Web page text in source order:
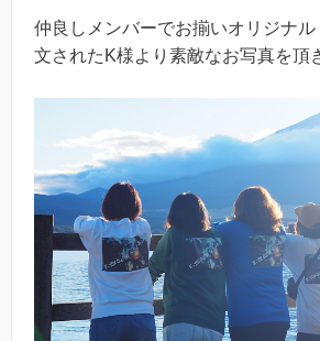
仲良しメンバーでお揃いオリジナ
文されたK様より素敵なお写真を頂